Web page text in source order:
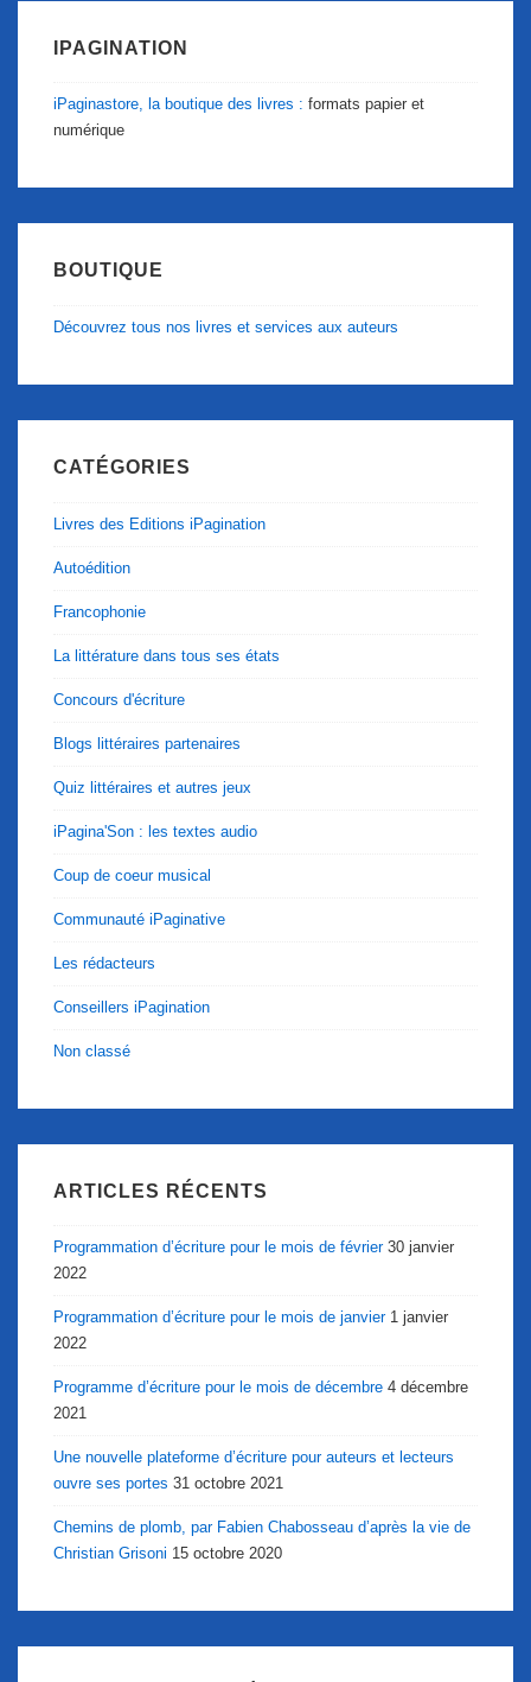
IPAGINATION
iPaginastore, la boutique des livres : formats papier et
numérique
BOUTIQUE
Découvrez tous nos livres et services aux auteurs
CATÉGORIES
Livres des Editions iPagination
Autoédition
Francophonie
La littérature dans tous ses états
Concours d'écriture
Blogs littéraires partenaires
Quiz littéraires et autres jeux
iPagina'Son : les textes audio
Coup de coeur musical
Communauté iPaginative
Les rédacteurs
Conseillers iPagination
Non classé
ARTICLES RÉCENTS
Programmation d’écriture pour le mois de février 30 janvier
2022
Programmation d’écriture pour le mois de janvier 1 janvier
2022
Programme d’écriture pour le mois de décembre 4 décembre
2021
Une nouvelle plateforme d’écriture pour auteurs et lecteurs
ouvre ses portes 31 octobre 2021
Chemins de plomb, par Fabien Chabosseau d’après la vie de
Christian Grisoni 15 octobre 2020